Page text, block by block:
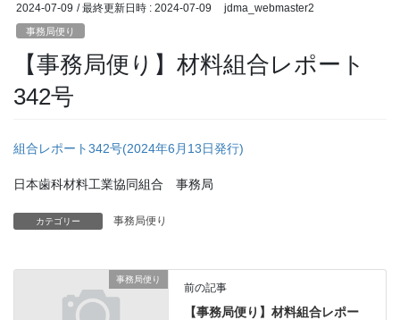
2024-07-09 / 最終更新日時 : 2024-07-09 jdma_webmaster2
事務局便り
【事務局便り】材料組合レポート
342号
組合レポート342号(2024年6月13日発行)
日本歯科材料工業協同組合 事務局
カテゴリー 事務局便り
事務局便り
前の記事
【事務局便り】材料組合レポー